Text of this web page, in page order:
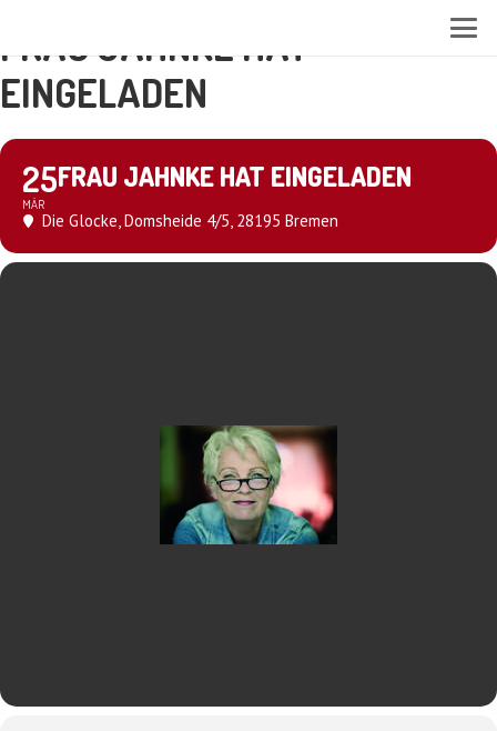
FRAU JAHNKE HAT
EINGELADEN
25
MÄR
FRAU JAHNKE HAT EINGELADEN
Die Glocke, Domsheide 4/5, 28195 Bremen